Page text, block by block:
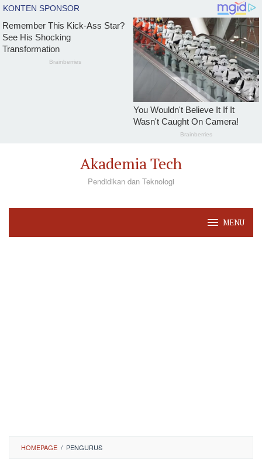
Akademia Tech
Pendidikan dan Teknologi
MENU
HOMEPAGE / PENGURUS